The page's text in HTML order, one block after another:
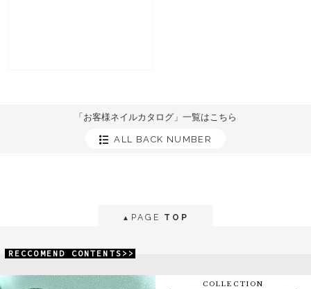
「お客様ネイルカタログ」一覧はこちら
ALL BACK NUMBER
▲ PAGE TOP
RECCOMEND CONTENTS>>
COLLECTION